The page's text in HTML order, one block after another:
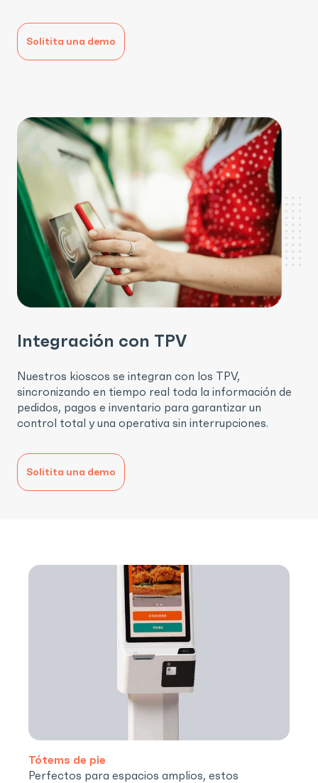
Solitita una demo
Integración con TPV
Nuestros kioscos se integran con los TPV,
sincronizando en tiempo real toda la información de
pedidos, pagos e inventario para garantizar un
control total y una operativa sin interrupciones.
Solitita una demo
Tótems de pie
Perfectos para espacios amplios, estos